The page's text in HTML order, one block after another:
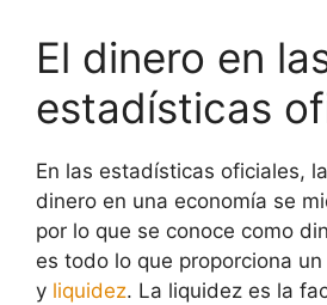
El dinero en
estadísticas
En las estadísticas oficiales,
dinero en una economía se
por lo que se conoce como
es todo lo que proporciona
y liquidez. La liquidez es la